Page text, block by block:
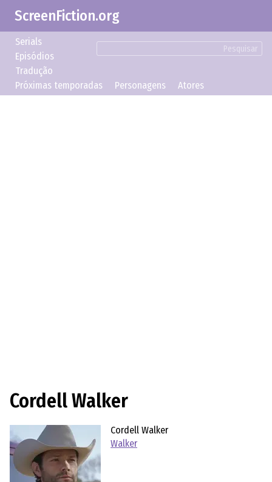
ScreenFiction.org
Pesquisar
Serials
Episódios
Tradução
Próximas temporadas
Personagens Atores
Cordell Walker
Cordell Walker
Walker